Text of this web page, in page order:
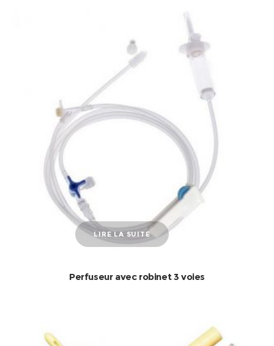
LIRE LA SUITE
Perfuseur avec robinet 3 voies